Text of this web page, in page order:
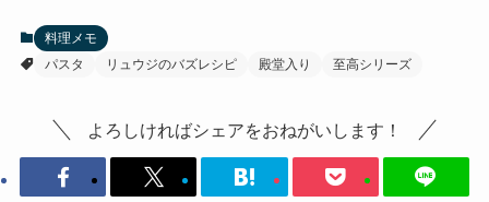
料理メモ
パスタ
リュウジのバズレシピ 殿堂入り 至高シリーズ
よろしければシェアをおねがいします！